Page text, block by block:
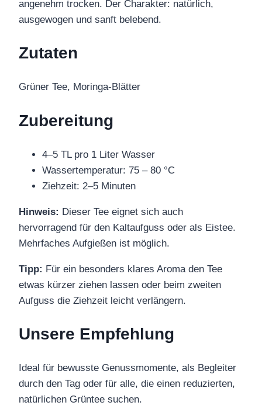
angenehm trocken. Der Charakter: natürlich,
ausgewogen und sanft belebend.
Zutaten
Grüner Tee, Moringa-Blätter
Zubereitung
4–5 TL pro 1 Liter Wasser
Wassertemperatur: 75 – 80 °C
Ziehzeit: 2–5 Minuten
Hinweis: Dieser Tee eignet sich auch
hervorragend für den Kaltaufguss oder als Eistee.
Mehrfaches Aufgießen ist möglich.
Tipp: Für ein besonders klares Aroma den Tee
etwas kürzer ziehen lassen oder beim zweiten
Aufguss die Ziehzeit leicht verlängern.
Unsere Empfehlung
Ideal für bewusste Genussmomente, als Begleiter
durch den Tag oder für alle, die einen reduzierten,
natürlichen Grüntee suchen.